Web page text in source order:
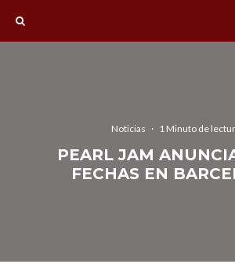
Noticias · 1 Minuto de
PEARL JAM
FECHAS EN